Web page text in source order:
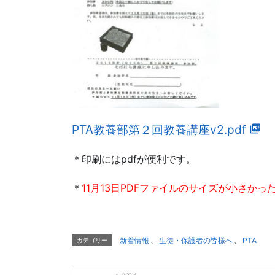
PTA教養部第２回教養講座v2.pdf
＊印刷にはpdfが便利です。
＊ 11月13日PDFファイルのサイズが小さかっ
カテゴリー 新着情報 、 生徒・保護者の皆様へ 、 PTA